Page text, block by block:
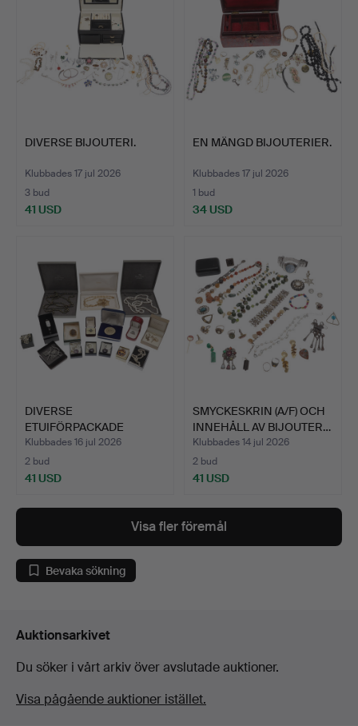
DIVERSE BIJOUTERI.
Klubbades 17 jul 2026
3 bud
41 USD
EN MÄNGD BIJOUTERIER.
Klubbades 17 jul 2026
1 bud
34 USD
DIVERSE
ETUIFÖRPACKADE
BIJOUTERIER.
Klubbades 16 jul 2026
2 bud
41 USD
SMYCKESKRIN (A/F) OCH
INNEHÅLL AV BIJOUTER…
Klubbades 14 jul 2026
2 bud
41 USD
Visa fler föremål
Bevaka sökning
Auktionsarkivet
Du söker i vårt arkiv över avslutade auktioner.
Visa pågående auktioner istället.